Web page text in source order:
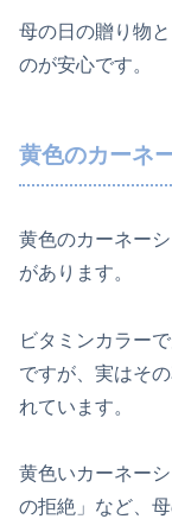
母の日の贈り物
のが安心です。
黄色のカーネ
黄色のカーネー
があります。
ビタミンカラー
ですが、実はそ
れています。
黄色いカーネー
の拒絶」など、